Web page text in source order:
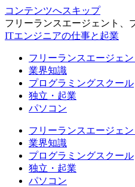
コンテンツへスキップ
フリーランスエージェント、
ITエンジニアの仕事と起業
フリーランスエージェン
業界知識
プログラミングスクール
独立・起業
パソコン
フリーランスエージェン
業界知識
プログラミングスクール
独立・起業
パソコン